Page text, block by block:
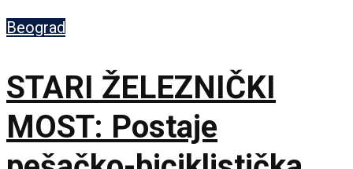
Beograd
STARI ŽELEZNIČKI
MOST: Postaje